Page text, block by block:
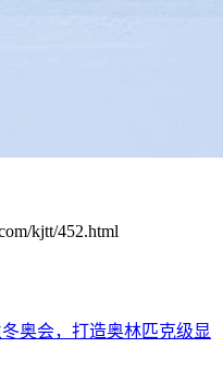
kjtt/452.html
奥会，打造奥林匹克级显